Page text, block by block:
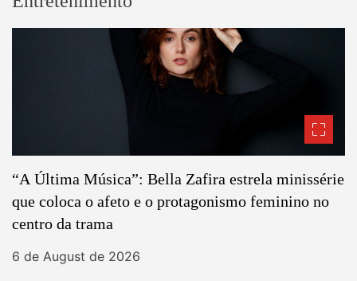
“A Última Música”: Bella Zafira estrela minissérie
que coloca o afeto e o protagonismo feminino no
centro da trama
6 de August de 2026